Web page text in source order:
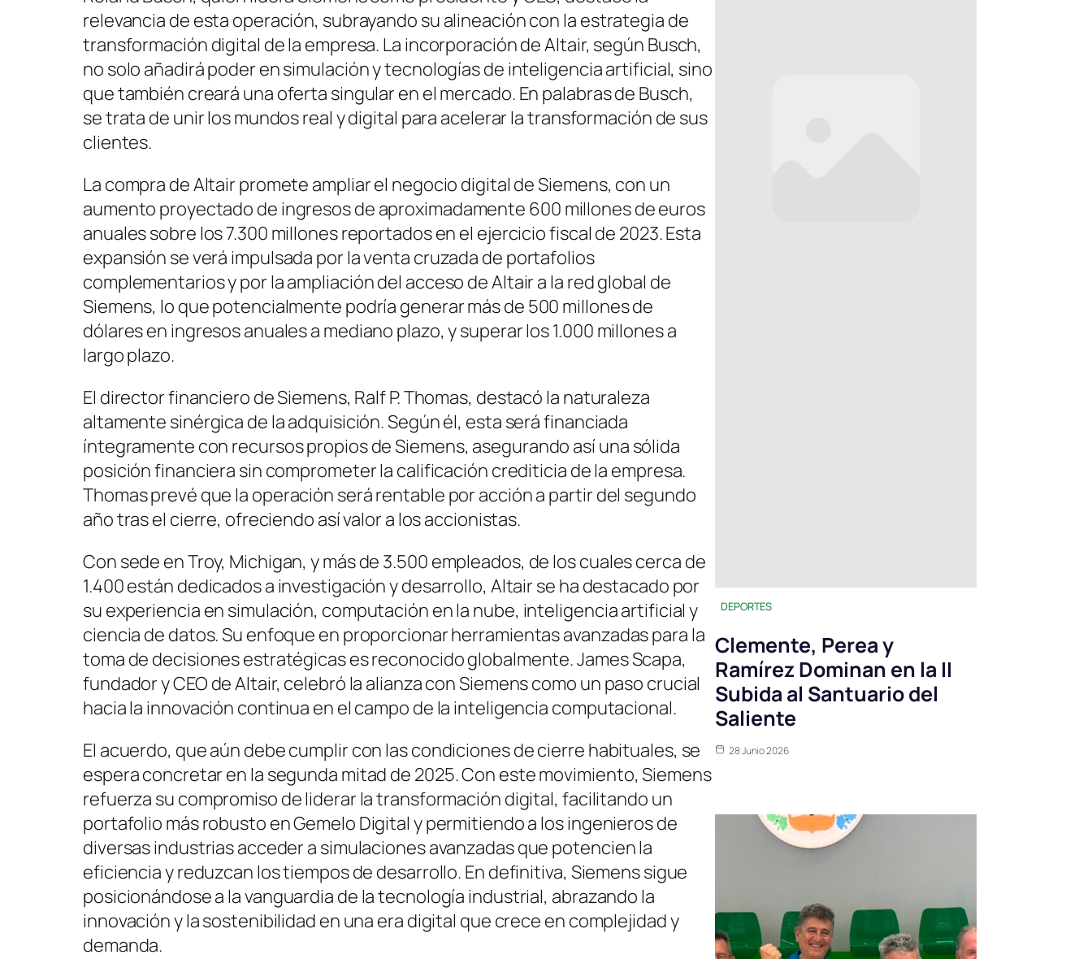
relevancia de esta operación, subrayando su alineación con la estrategia de
transformación digital de la empresa. La incorporación de Altair, según Busch,
no solo añadirá poder en simulación y tecnologías de inteligencia artificial, sino
que también creará una oferta singular en el mercado. En palabras de Busch,
se trata de unir los mundos real y digital para acelerar la transformación de sus
clientes.
La compra de Altair promete ampliar el negocio digital de Siemens, con un
aumento proyectado de ingresos de aproximadamente 600 millones de euros
anuales sobre los 7.300 millones reportados en el ejercicio fiscal de 2023. Esta
expansión se verá impulsada por la venta cruzada de portafolios
complementarios y por la ampliación del acceso de Altair a la red global de
Siemens, lo que potencialmente podría generar más de 500 millones de
dólares en ingresos anuales a mediano plazo, y superar los 1.000 millones a
largo plazo.
El director financiero de Siemens, Ralf P. Thomas, destacó la naturaleza
altamente sinérgica de la adquisición. Según él, esta será financiada
íntegramente con recursos propios de Siemens, asegurando así una sólida
posición financiera sin comprometer la calificación crediticia de la empresa.
Thomas prevé que la operación será rentable por acción a partir del segundo
año tras el cierre, ofreciendo así valor a los accionistas.
Con sede en Troy, Michigan, y más de 3.500 empleados, de los cuales cerca de
1.400 están dedicados a investigación y desarrollo, Altair se ha destacado por
su experiencia en simulación, computación en la nube, inteligencia artificial y
ciencia de datos. Su enfoque en proporcionar herramientas avanzadas para la
toma de decisiones estratégicas es reconocido globalmente. James Scapa,
fundador y CEO de Altair, celebró la alianza con Siemens como un paso crucial
hacia la innovación continua en el campo de la inteligencia computacional.
El acuerdo, que aún debe cumplir con las condiciones de cierre habituales, se
espera concretar en la segunda mitad de 2025. Con este movimiento, Siemens
refuerza su compromiso de liderar la transformación digital, facilitando un
portafolio más robusto en Gemelo Digital y permitiendo a los ingenieros de
diversas industrias acceder a simulaciones avanzadas que potencien la
eficiencia y reduzcan los tiempos de desarrollo. En definitiva, Siemens sigue
posicionándose a la vanguardia de la tecnología industrial, abrazando la
innovación y la sostenibilidad en una era digital que crece en complejidad y
demanda.
DEPORTES
Clemente, Perea y
Ramírez Dominan en la II
Subida al Santuario del
Saliente
28 Junio 2026